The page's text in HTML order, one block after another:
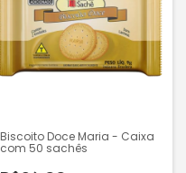
Biscoito Doce Maria - Caixa
com 50 sachês